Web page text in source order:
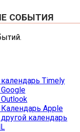
СОБЫТИЯ
Timely
Apple
календарь